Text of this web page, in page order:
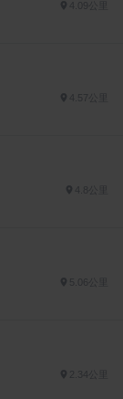
4.09公里
4.57公里
4.8公里
5.06公里
2.34公里